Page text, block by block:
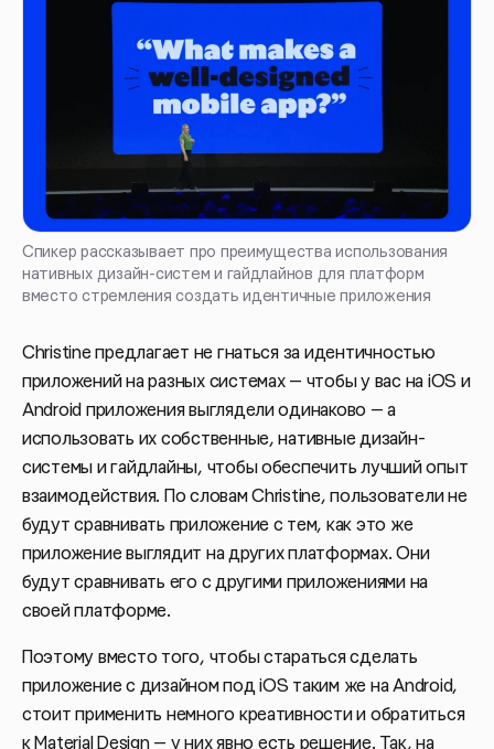
Спикер рассказывает про преимущества использования
нативных дизайн-систем и гайдлайнов для платформ
вместо стремления создать идентичные приложения
Christine предлагает не гнаться за идентичностью
приложений на разных системах — чтобы у вас на iOS и
Android приложения выглядели одинаково — а
использовать их собственные, нативные дизайн-
системы и гайдлайны, чтобы обеспечить лучший опыт
взаимодействия. По словам Christine, пользователи не
будут сравнивать приложение с тем, как это же
приложение выглядит на других платформах. Они
будут сравнивать его с другими приложениями на
своей платформе.
Поэтому вместо того, чтобы стараться сделать
приложение с дизайном под iOS таким же на Android,
стоит применить немного креативности и обратиться
к Material Design — у них явно есть решение. Так, на